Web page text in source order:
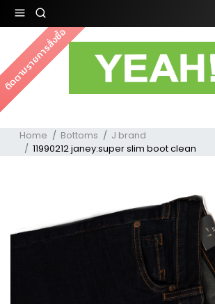
ติดตามรายการสั่งซื้อ
Home Bottoms
J brand
11990212 janey:super slim boot clean